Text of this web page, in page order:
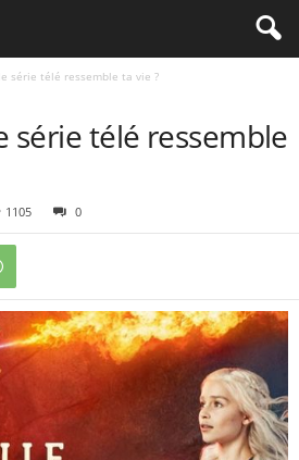
série télé ressemble ta vie ?
série télé ressemble
1105 0